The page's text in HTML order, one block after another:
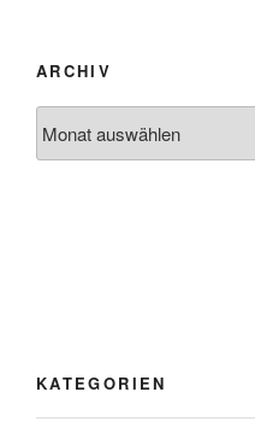
ARCHIV
KATEGORIEN